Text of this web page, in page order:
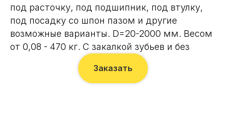
под расточку, под подшипник, под втулку,
под посадку со шпон пазом и другие
возможные варианты. D=20-2000 мм. Весом
от 0,08 - 470 кг. С закалкой зубьев и без
Заказать